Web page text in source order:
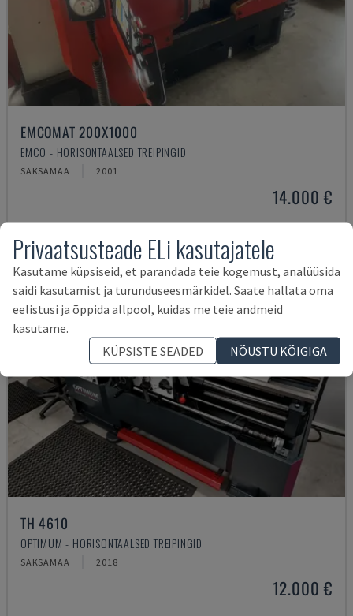
EMCOMAT 200X1000
EMCO - HORISONTAALSED TREIPINGID
SAKSAMAA 2001
14.000 €
TH 4610
OPTIMUM - HORISONTAALSED TREIPINGID
SAKSAMAA 2018
12.000 €
Privaatsusteade ELi kasutajatele
Kasutame küpsiseid, et parandada teie kogemust, analüüsida
saidi kasutamist ja turunduseesmärkidel. Saate hallata oma
eelistusi ja õppida allpool, kuidas me teie andmeid
kasutame.
KÜPSISTE SEADED
NÕUSTU KÕIGIGA